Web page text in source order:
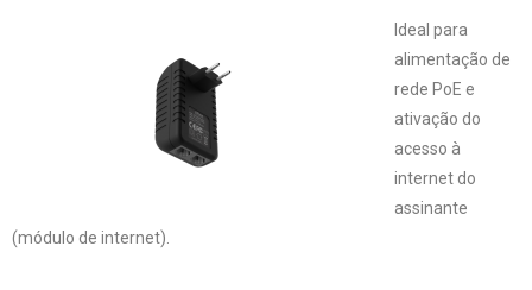
Ideal para
alimentação de
rede PoE e
ativação do
acesso à
internet do
assinante
(módulo de internet).